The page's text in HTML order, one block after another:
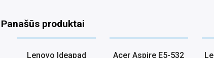
Panašūs produktai
Lenovo Ideapad
Acer Aspire E5-532